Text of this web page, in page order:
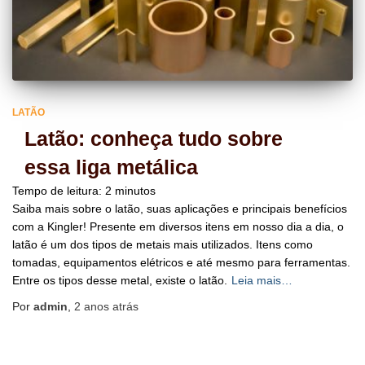
LATÃO
Latão: conheça tudo sobre
essa liga metálica
Tempo de leitura: 2 minutos
Saiba mais sobre o latão, suas aplicações e principais benefícios
com a Kingler! Presente em diversos itens em nosso dia a dia, o
latão é um dos tipos de metais mais utilizados. Itens como
tomadas, equipamentos elétricos e até mesmo para ferramentas.
Entre os tipos desse metal, existe o latão.
Leia mais…
Por admin 2 anos atrás